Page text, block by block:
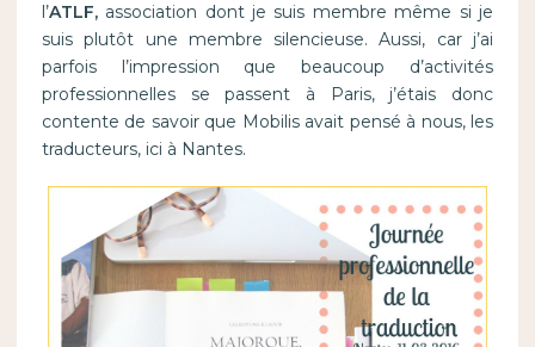
l’ATLF,association dont je suis membre même si je
suis plutôt une membre silencieuse. Aussi, car j’ai
parfois l’impression que beaucoup d’activités
professionnelles se passent à Paris, j’étais donc
contente de savoir que Mobilis avait pensé à nous, les
traducteurs, ici à Nantes.